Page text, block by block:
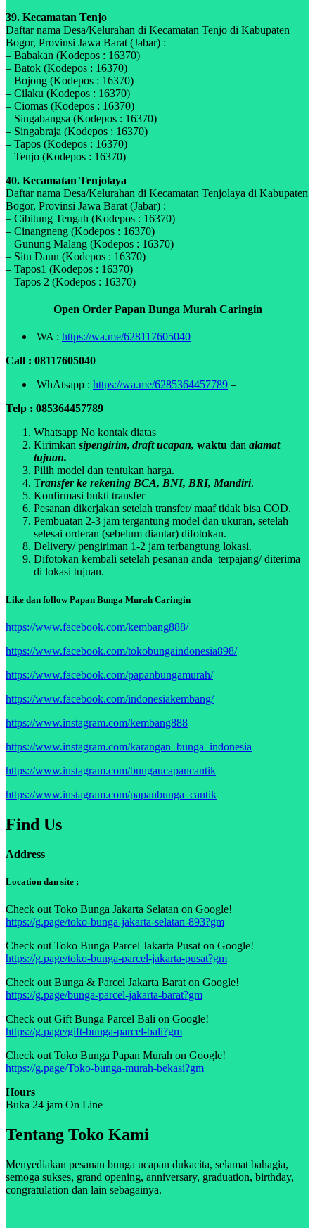
39. Kecamatan Tenjo
Daftar nama Desa/Kelurahan di Kecamatan Tenjo di Kabupaten
Bogor, Provinsi Jawa Barat (Jabar) :
– Babakan (Kodepos : 16370)
– Batok (Kodepos : 16370)
– Bojong (Kodepos : 16370)
– Cilaku (Kodepos : 16370)
– Ciomas (Kodepos : 16370)
– Singabangsa (Kodepos : 16370)
– Singabraja (Kodepos : 16370)
– Tapos (Kodepos : 16370)
– Tenjo (Kodepos : 16370)
40. Kecamatan Tenjolaya
Daftar nama Desa/Kelurahan di Kecamatan Tenjolaya di Kabupaten
Bogor, Provinsi Jawa Barat (Jabar) :
– Cibitung Tengah (Kodepos : 16370)
– Cinangneng (Kodepos : 16370)
– Gunung Malang (Kodepos : 16370)
– Situ Daun (Kodepos : 16370)
– Tapos1 (Kodepos : 16370)
– Tapos 2 (Kodepos : 16370)
Open Order Papan Bunga Murah Caringin
WA : https://wa.me/628117605040 –
Call : 08117605040
WhAtsapp : https://wa.me/6285364457789 –
Telp : 085364457789
Whatsapp No kontak diatas
Kirimkan sipengirim, draft ucapan, waktu dan alamat
tujuan.
Pilih model dan tentukan harga.
Transfer ke rekening BCA, BNI, BRI, Mandiri.
Konfirmasi bukti transfer
Pesanan dikerjakan setelah transfer/ maaf tidak bisa COD.
Pembuatan 2-3 jam tergantung model dan ukuran, setelah
selesai orderan (sebelum diantar) difotokan.
Delivery/ pengiriman 1-2 jam terbangtung lokasi.
Difotokan kembali setelah pesanan anda terpajang/ diterima
di lokasi tujuan.
Like dan follow Papan Bunga Murah Caringin
https://www.facebook.com/kembang888/
https://www.facebook.com/tokobungaindonesia898/
https://www.facebook.com/papanbungamurah/
https://www.facebook.com/indonesiakembang/
https://www.instagram.com/kembang888
https://www.instagram.com/karangan_bunga_indonesia
https://www.instagram.com/bungaucapancantik
https://www.instagram.com/papanbunga_cantik
Find Us
Address
Location dan site ;
Check out Toko Bunga Jakarta Selatan on Google!
https://g.page/toko-bunga-jakarta-selatan-893?gm
Check out Toko Bunga Parcel Jakarta Pusat on Google!
https://g.page/toko-bunga-parcel-jakarta-pusat?gm
Check out Bunga & Parcel Jakarta Barat on Google!
https://g.page/bunga-parcel-jakarta-barat?gm
Check out Gift Bunga Parcel Bali on Google!
https://g.page/gift-bunga-parcel-bali?gm
Check out Toko Bunga Papan Murah on Google!
https://g.page/Toko-bunga-murah-bekasi?gm
Hours
Buka 24 jam On Line
Tentang Toko Kami
Menyediakan pesanan bunga ucapan dukacita, selamat bahagia,
semoga sukses, grand opening, anniversary, graduation, birthday,
congratulation dan lain sebagainya.